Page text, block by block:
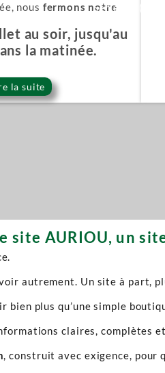
Série Or
nous fermons notre
au soir, jusqu'au
la matinée.
la suite
site AURIOU, un
autrement. Un site à part,
bien plus qu’une simple
claires, complètes
, construit avec exigence, pour